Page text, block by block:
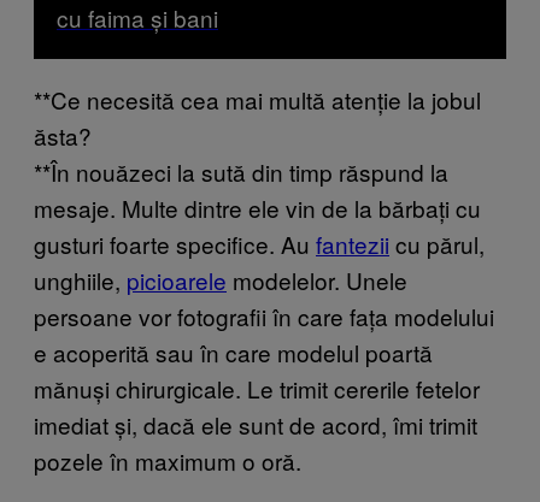
cu faima și bani
**Ce necesită cea mai multă atenție la jobul
ăsta?
**În nouăzeci la sută din timp răspund la
mesaje. Multe dintre ele vin de la bărbați cu
gusturi foarte specifice. Au fantezii cu părul,
unghiile, picioarele modelelor. Unele
persoane vor fotografii în care fața modelului
e acoperită sau în care modelul poartă
mănuși chirurgicale. Le trimit cererile fetelor
imediat și, dacă ele sunt de acord, îmi trimit
pozele în maximum o oră.